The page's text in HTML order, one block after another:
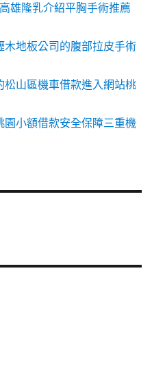
雄隆乳介紹平胸手術推薦
木地板公司的腹部拉皮手術
松山區機車借款進入網站桃
園小額借款安全保障三重機